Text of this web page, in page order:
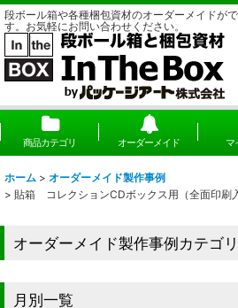
段ボール箱や各種梱包資材のオーダーメイドが
す。お気軽にお問い合わせください。
商品カテゴリ オーダーメイド マ
ホーム > オーダーメイド製作事例
> 貼箱 コレクションCDボックス用（全面印刷
オーダーメイド製作事例カテゴリ
月別一覧